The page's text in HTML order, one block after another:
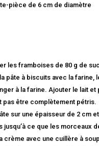
pièce de 6 cm de diamètre
les framboises de 80 g de
pâte à biscuits avec la
à la farine. Ajouter le lait et
pas être complètement pétris.
sur une épaisseur de 2 cm
jusqu’à ce que les morceaux
crème avec une cuillère à